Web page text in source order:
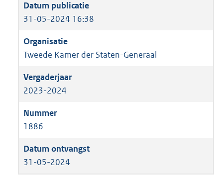
31-05-2024 16:38
Tweede Kamer der Staten-Generaal
2023-2024
1886
31-05-2024